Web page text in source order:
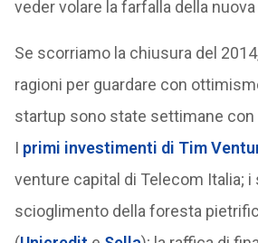
veder volare la farfalla della
Se scorriamo la chiusura del
ragioni per guardare con
startup sono state settimane con
I primi investimenti di Tim
venture capital di Telecom Italia; i
scioglimento della foresta